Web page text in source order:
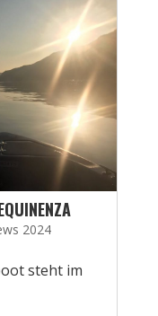
2024
steht im